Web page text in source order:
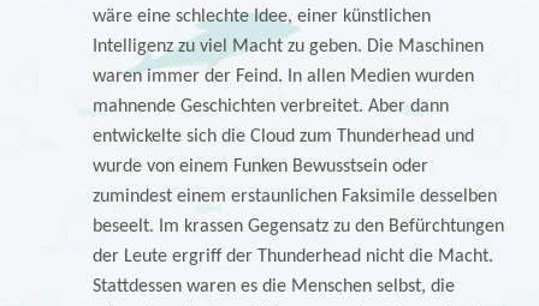
wäre eine schlechte Idee, einer künstlichen
Intelligenz zu viel Macht zu geben. Die Maschinen
waren immer der Feind. In allen Medien wurden
mahnende Geschichten verbreitet. Aber dann
entwickelte sich die Cloud zum Thunderhead und
wurde von einem Funken Bewusstsein oder
zumindest einem erstaunlichen Faksimile desselben
beseelt. Im krassen Gegensatz zu den Befürchtungen
der Leute ergriff der Thunderhead nicht die Macht.
Stattdessen waren es die Menschen selbst, die